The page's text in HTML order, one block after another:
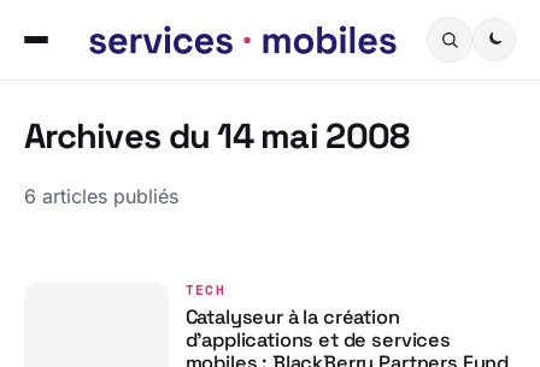
Archives du 14 mai 2008
6 articles publiés
TECH
Catalyseur à la création
d’applications et de services